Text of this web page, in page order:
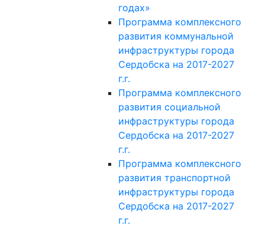
годах»
Программа комплексного
развития коммунальной
инфраструктуры города
Сердобска на 2017-2027
г.г.
Программа комплексного
развития социальной
инфраструктуры города
Сердобска на 2017-2027
г.г.
Программа комплексного
развития транспортной
инфраструктуры города
Сердобска на 2017-2027
г.г.